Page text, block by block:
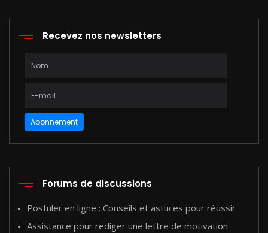
Recevez nos newsletters
Abonnement
Forums de discussions
Postuler en ligne : Conseils et astuces pour réussir
Assistance pour rediger une lettre de motivation